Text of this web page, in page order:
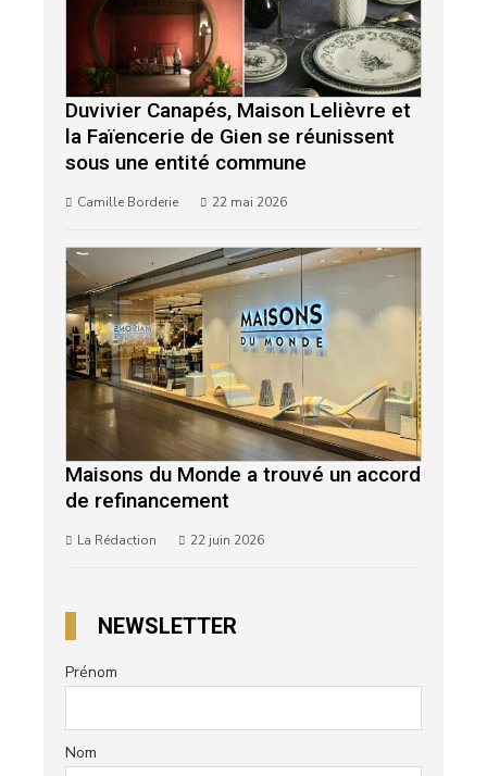
Duvivier Canapés, Maison Lelièvre et
la Faïencerie de Gien se réunissent
sous une entité commune
Camille Borderie 22 mai 2026
Maisons du Monde a trouvé un accord
de refinancement
La Rédaction 22 juin 2026
NEWSLETTER
Prénom
Nom